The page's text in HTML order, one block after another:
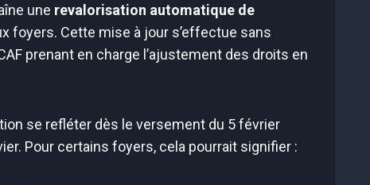
une revalorisation automatique de
foyers. Cette mise à jour s’effectue sans
prenant en charge l’ajustement des droits en
se refléter dès le versement du 5 février
Pour certains foyers, cela pourrait signifier :